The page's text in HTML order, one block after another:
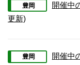
豊岡
開催中
更新)
豊岡
開催中